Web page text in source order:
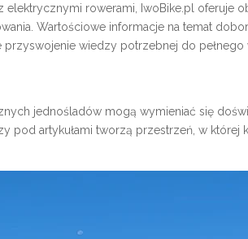
rowerami, IwoBike.pl
Wartościowe informacje na temat
wiedzy potrzebnej do pełnego
jednośladów mogą wymieniać się
pod artykułami tworzą przestrzeń, w